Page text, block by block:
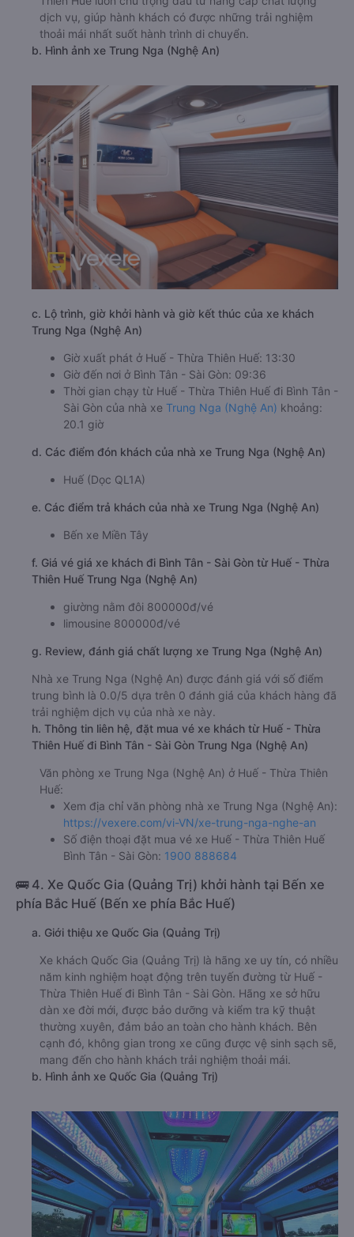
dịch vụ, giúp hành khách có được những trải nghiệm
thoải mái nhất suốt hành trình di chuyển.
b. Hình ảnh xe Trung Nga (Nghệ An)
c. Lộ trình, giờ khởi hành và giờ kết thúc của xe khách
Trung Nga (Nghệ An)
Giờ xuất phát ở Huế - Thừa Thiên Huế: 13:30
Giờ đến nơi ở Bình Tân - Sài Gòn: 09:36
Thời gian chạy từ Huế - Thừa Thiên Huế đi Bình Tân -
Sài Gòn của nhà xe Trung Nga (Nghệ An) khoảng:
20.1 giờ
d. Các điểm đón khách của nhà xe Trung Nga (Nghệ An)
Huế (Dọc QL1A)
e. Các điểm trả khách của nhà xe Trung Nga (Nghệ An)
Bến xe Miền Tây
f. Giá vé giá xe khách đi Bình Tân - Sài Gòn từ Huế - Thừa
Thiên Huế Trung Nga (Nghệ An)
giường nằm đôi 800000đ/vé
limousine 800000đ/vé
g. Review, đánh giá chất lượng xe Trung Nga (Nghệ An)
Nhà xe Trung Nga (Nghệ An) được đánh giá với số điểm
trung bình là 0.0/5 dựa trên 0 đánh giá của khách hàng đã
trải nghiệm dịch vụ của nhà xe này.
h. Thông tin liên hệ, đặt mua vé xe khách từ Huế - Thừa
Thiên Huế đi Bình Tân - Sài Gòn Trung Nga (Nghệ An)
Văn phòng xe Trung Nga (Nghệ An) ở Huế - Thừa Thiên
Huế:
Xem địa chỉ văn phòng nhà xe Trung Nga (Nghệ An):
https://vexere.com/vi-VN/xe-trung-nga-nghe-an
Số điện thoại đặt mua vé xe Huế - Thừa Thiên Huế
Bình Tân - Sài Gòn: 1900 888684
🚌 4. Xe Quốc Gia (Quảng Trị) khởi hành tại Bến xe
phía Bắc Huế (Bến xe phía Bắc Huế)
a. Giới thiệu xe Quốc Gia (Quảng Trị)
Xe khách Quốc Gia (Quảng Trị) là hãng xe uy tín, có nhiều
năm kinh nghiệm hoạt động trên tuyến đường từ Huế -
Thừa Thiên Huế đi Bình Tân - Sài Gòn. Hãng xe sở hữu
dàn xe đời mới, được bảo dưỡng và kiểm tra kỹ thuật
thường xuyên, đảm bảo an toàn cho hành khách. Bên
cạnh đó, không gian trong xe cũng được vệ sinh sạch sẽ,
mang đến cho hành khách trải nghiệm thoải mái.
b. Hình ảnh xe Quốc Gia (Quảng Trị)